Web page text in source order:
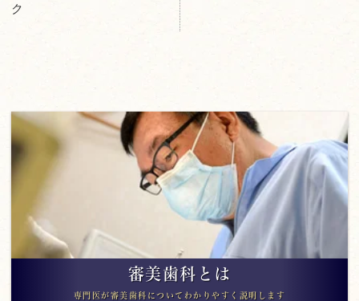
ク
審美歯科とは
専門医が審美歯科についてわかりやすく説明します